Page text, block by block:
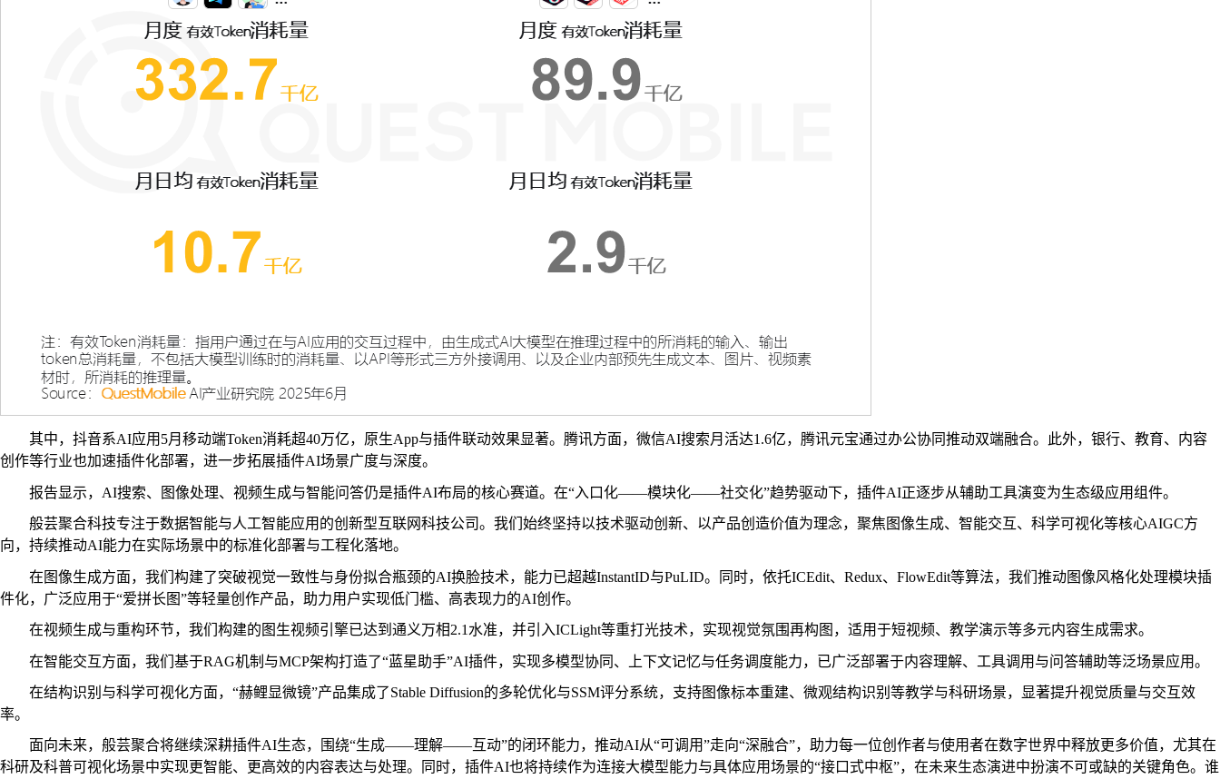
其中，抖音系AI应用5月移动端Token消耗超40万亿，原生App与插件联动效果显著。腾讯方面，微信AI搜索月活达1.6亿，腾讯元宝通过办公协同推动双端融合。此外，银行、教育、内容
创作等行业也加速插件化部署，进一步拓展插件AI场景广度与深度。
报告显示，AI搜索、图像处理、视频生成与智能问答仍是插件AI布局的核心赛道。在“入口化——模块化——社交化”趋势驱动下，插件AI正逐步从辅助工具演变为生态级应用组件。
般芸聚合科技专注于数据智能与人工智能应用的创新型互联网科技公司。 我们始终坚持以技术驱动创新、以产品创造价值为理念，聚焦图像生成、智能交互、科学可视化等核心AIGC方
向，持续推动AI能力在实际场景中的标准化部署与工程化落地。
在图像生成方面，我们构建了突破视觉一致性与身份拟合瓶颈的AI换脸技术，能力已超越InstantID与PuLID。同时，依托ICEdit、Redux、FlowEdit等算法，我们推动图像风格化处理模块插
件化，广泛应用于“爱拼长图”等轻量创作产品，助力用户实现低门槛、高表现力的AI创作。
在视频生成与重构环节，我们构建的图生视频引擎已达到通义万相2.1水准，并引入ICLight等重打光技术，实现视觉氛围再构图，适用于短视频、教学演示等多元内容生成需求。
在智能交互方面，我们基于RAG机制与MCP架构打造了“蓝星助手”AI插件，实现多模型协同、上下文记忆与任务调度能力，已广泛部署于内容理解、工具调用与问答辅助等泛场景应用。
在结构识别与科学可视化方面，“赫鲤显微镜”产品集成了Stable Diffusion的多轮优化与SSM评分系统，支持图像标本重建、微观结构识别等教学与科研场景，显著提升视觉质量与交互效
率。
面向未来，般芸聚合将继续深耕插件AI生态，围绕“生成——理解——互动”的闭环能力，推动AI从“可调用”走向“深融合”，助力每一位创作者与使用者在数字世界中释放更多价值，尤其在
科研及科普可视化场景中实现更智能、更高效的内容表达与处理。同时，插件AI也将持续作为连接大模型能力与具体应用场景的“接口式中枢”，在未来生态演进中扮演不可或缺的关键角色。谁